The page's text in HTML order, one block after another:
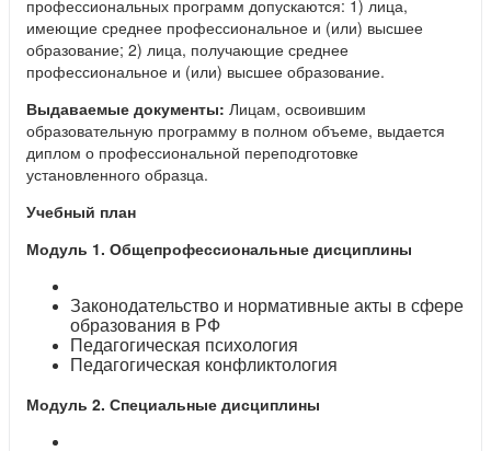
профессиональных программ допускаются: 1) лица,
имеющие среднее профессиональное и (или) высшее
образование; 2) лица, получающие среднее
профессиональное и (или) высшее образование.
Выдаваемые документы: Лицам, освоившим
образовательную программу в полном объеме, выдается
диплом о профессиональной переподготовке
установленного образца.
Учебный план
Модуль 1. Общепрофессиональные дисциплины
Законодательство и нормативные акты в сфере
образования в РФ
Педагогическая психология
Педагогическая конфликтология
Модуль 2. Специальные дисциплины